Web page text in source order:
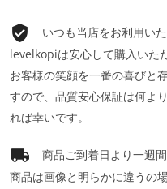
いつも当店をお利用い
levelkopiは安心して購入いた
お客様の笑顔を一番の喜びと
すので、品質安心保証は何よ
れば幸いです。
商品ご到着日より一週
商品は画像と明らかに違うの